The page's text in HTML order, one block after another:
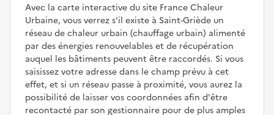
Avec la carte interactive du site France Chaleur
Urbaine, vous verrez s'il existe à Saint-Griède un
réseau de chaleur urbain (chauffage urbain) alimenté
par des énergies renouvelables et de récupération
auquel les bâtiments peuvent être raccordés. Si vous
saisissez votre adresse dans le champ prévu à cet
effet, et si un réseau passe à proximité, vous aurez la
possibilité de laisser vos coordonnées afin d'être
recontacté par son gestionnaire pour de plus amples